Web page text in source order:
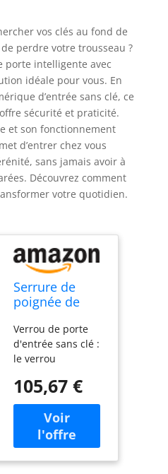
vos clés au fond de
perdre votre trousseau ?
porte intelligente avec
idéale pour vous. En
d’entrée sans clé, ce
sécurité et praticité.
et son fonctionnement
d’entrer chez vous
sans jamais avoir à
Découvrez comment
votre quotidien.
Serrure de
poignée de
intelligente
avec clavier :
bouton
numérique
d'entrée sans
clé Kucacci
pour porte
d'entrée –
Serrure
intelligente
Verrou de porte
d'entrée sans clé :
le verrou
peut accueillir
jusqu'à 20
utilisateurs de
clavier, accorde
facilement des
codes ponctuels
105,67 €